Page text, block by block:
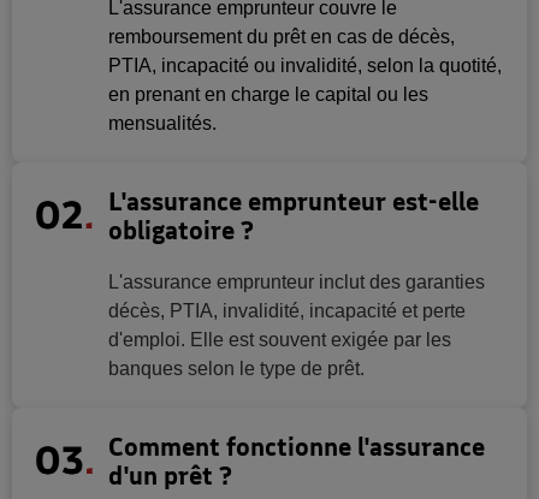
L'assurance emprunteur couvre le
remboursement du prêt en cas de décès,
PTIA, incapacité ou invalidité, selon la quotité,
en prenant en charge le capital ou les
mensualités.
L'assurance emprunteur est-elle
obligatoire ?
L'assurance emprunteur inclut des garanties
décès, PTIA, invalidité, incapacité et perte
d'emploi. Elle est souvent exigée par les
banques selon le type de prêt.
Comment fonctionne l'assurance
d'un prêt ?